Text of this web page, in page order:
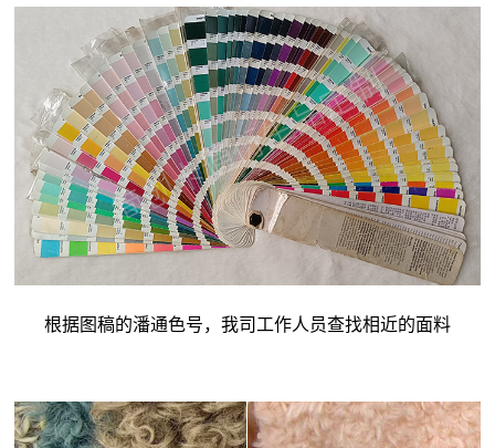
根据图稿的潘通色号，我司工作人员查找相近的面料